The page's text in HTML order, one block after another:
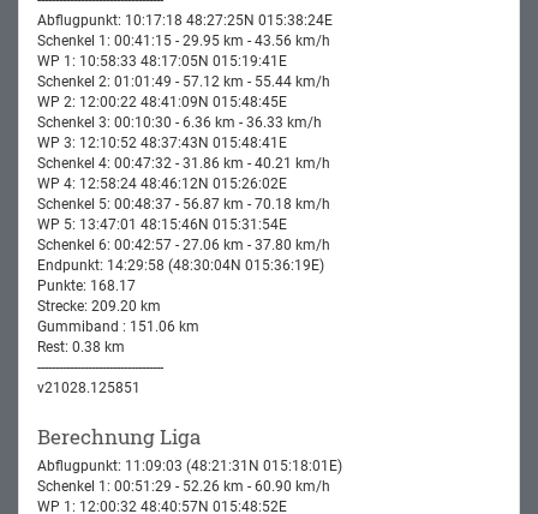
Abflugpunkt: 10:17:18 48:27:25N 015:38:24E
Schenkel 1: 00:41:15 - 29.95 km - 43.56 km/h
WP 1: 10:58:33 48:17:05N 015:19:41E
Schenkel 2: 01:01:49 - 57.12 km - 55.44 km/h
WP 2: 12:00:22 48:41:09N 015:48:45E
Schenkel 3: 00:10:30 - 6.36 km - 36.33 km/h
WP 3: 12:10:52 48:37:43N 015:48:41E
Schenkel 4: 00:47:32 - 31.86 km - 40.21 km/h
WP 4: 12:58:24 48:46:12N 015:26:02E
Schenkel 5: 00:48:37 - 56.87 km - 70.18 km/h
WP 5: 13:47:01 48:15:46N 015:31:54E
Schenkel 6: 00:42:57 - 27.06 km - 37.80 km/h
Endpunkt: 14:29:58 (48:30:04N 015:36:19E)
Punkte: 168.17
Strecke: 209.20 km
Gummiband : 151.06 km
Rest: 0.38 km
-----------------------------------
v21028.125851
Berechnung Liga
Abflugpunkt: 11:09:03 (48:21:31N 015:18:01E)
Schenkel 1: 00:51:29 - 52.26 km - 60.90 km/h
WP 1: 12:00:32 48:40:57N 015:48:52E